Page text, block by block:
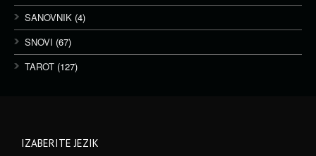
SANOVNIK (4)
SNOVI (67)
TAROT (127)
IZABERITE JEZIK